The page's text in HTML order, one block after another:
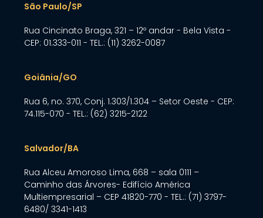
São Paulo/SP
Rua Cincinato Braga, 321 – 12º andar - Bela Vista -
CEP: 01.333-011 - TEL.: (11) 3262-0087
Goiânia/GO
Rua 6, no. 370, Conj. 1.303/1.304 – Setor Oeste - CEP:
74.115-070 - TEL.: (62) 3215-2122
Salvador/bA
Rua Alceu Amoroso Lima, 668 – sala 0111 –
Caminho das Árvores- Edifício América
Multiempresarial – CEP 41820-770 - TEL.: (71) 3797-
6480/ 3341-1413